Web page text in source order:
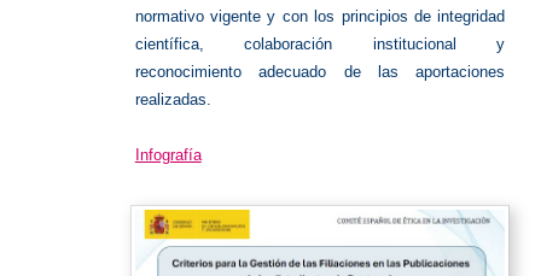
normativo vigente y con los principios de integridad
científica, colaboración institucional y
reconocimiento adecuado de las aportaciones
realizadas.
Infografía